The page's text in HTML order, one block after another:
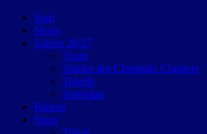
Start
News
Saison 26/27
Team
Spieler der Chemnitz Crashers
Tabelle
Spielplan
Partner
Shop